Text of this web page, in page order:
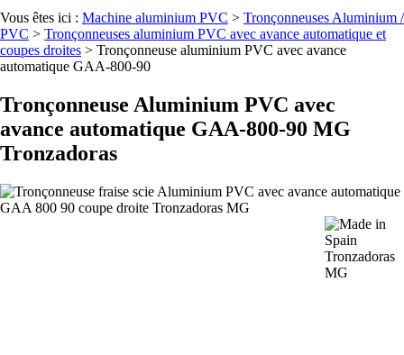
Vous êtes ici : Machine aluminium PVC > Tronçonneuses Aluminium /
PVC > Tronçonneuses aluminium PVC avec avance automatique et
coupes droites > Tronçonneuse aluminium PVC avec avance
automatique GAA-800-90
Tronçonneuse Aluminium PVC avec
avance automatique GAA-800-90 MG
Tronzadoras